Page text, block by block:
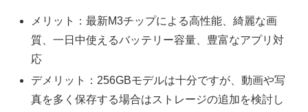
メリット：最新M3チップによる高性能、綺麗な画
質、一日中使えるバッテリー容量、豊富なアプリ対
応
デメリット：256GBモデルは十分ですが、動画や写
真を多く保存する場合はストレージの追加を検討し